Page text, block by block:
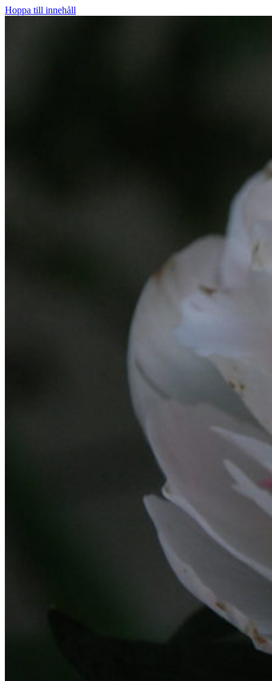
Hoppa till innehåll